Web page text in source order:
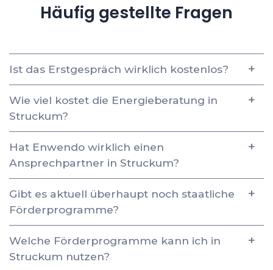
Häufig gestellte Fragen
Ist das Erstgespräch wirklich kostenlos?
Wie viel kostet die Energieberatung in
Struckum?
Hat Enwendo wirklich einen
Ansprechpartner in Struckum?
Gibt es aktuell überhaupt noch staatliche
Förderprogramme?
Welche Förderprogramme kann ich in
Struckum nutzen?